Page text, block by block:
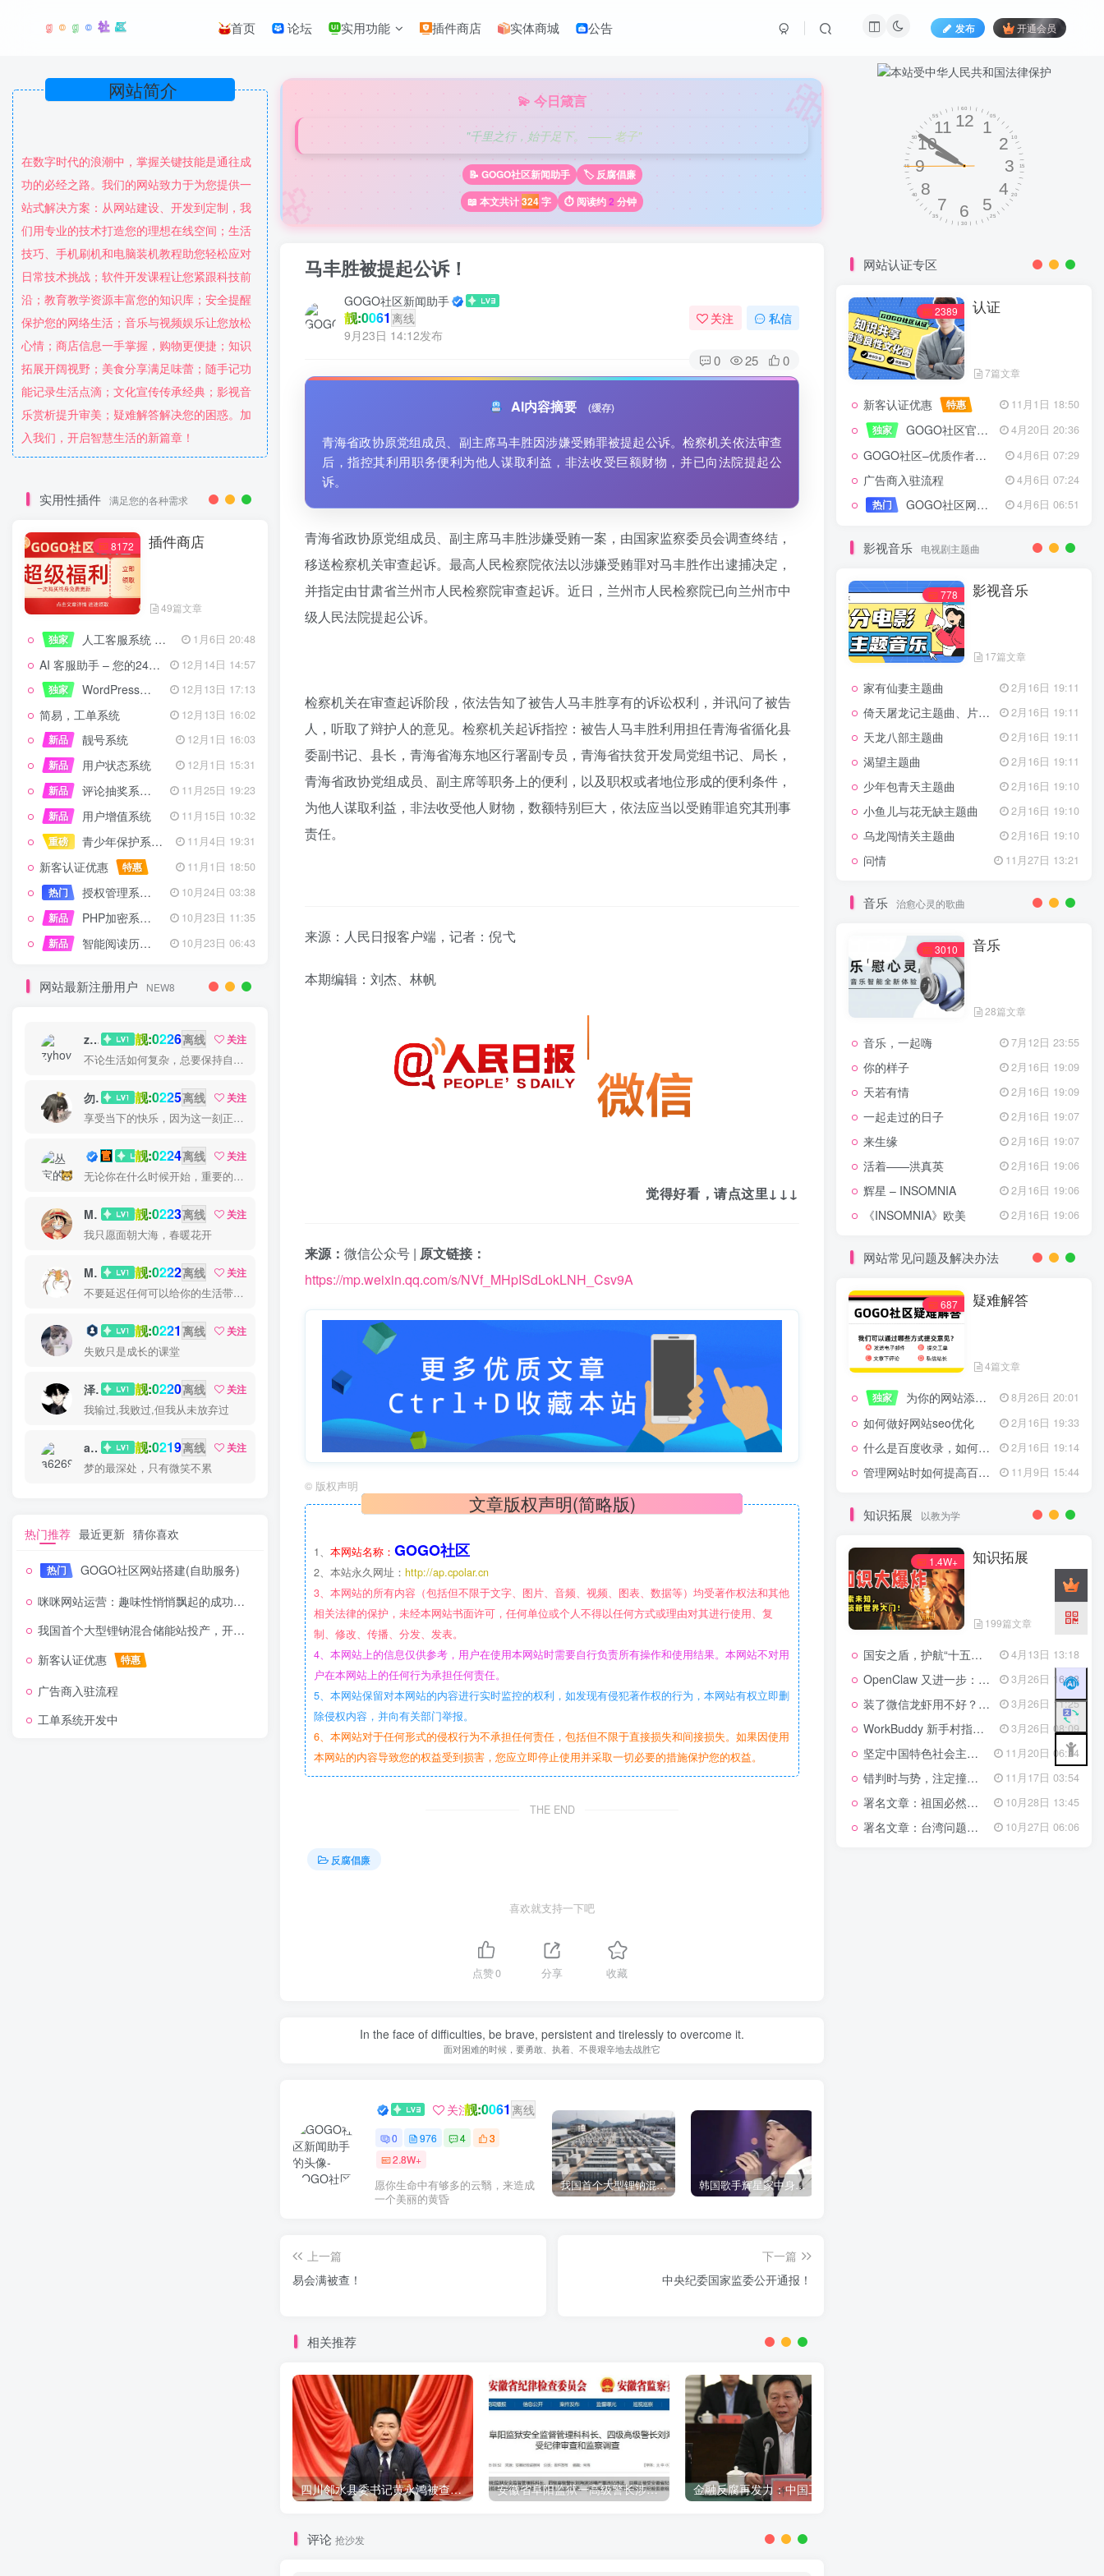
首页 论坛 实用功能 插件商店 实体商城 公告 发布 开通会员
在数字时代的浪潮中，掌握关键技能是通往成
功的必经之路。我们的网站致力于为您提供一
站式解决方案：从网站建设、开发到定制，我
们用专业的技术打造您的理想在线空间；生活
技巧、手机刷机和电脑装机教程助您轻松应对
日常技术挑战；软件开发课程让您紧跟科技前
沿；教育教学资源丰富您的知识库；安全提醒
保护您的网络生活；音乐与视频娱乐让您放松
心情；商店信息一手掌握，购物更便捷；知识
拓展开阔视野；美食分享满足味蕾；随手记功
能记录生活点滴；文化宣传传承经典；影视音
乐赏析提升审美；疑难解答解决您的困惑。加
入我们，开启智慧生活的新篇章！
实用性插件 满足您的各种需求
8172 插件商店
49篇文章
独家 人工客服系统 技术开发文档 1月6日 20:48
AI 客服助手 – 您的24/7智能客服专家
12月14日 14:57
独家
WordPress设备管理器插件 – 专业版 12月13日 17:13
简易，工单系统
12月13日 16:02
新品
靓号系统
12月1日 16:03
新品
用户状态系统
12月1日 15:31
新品
评论抽奖系统 – 完整功能详解
11月25日 19:23
新品
用户增值系统
11月15日 10:32
重磅
青少年保护系统 专为子比主题开发 11月4日 19:31
新客认证优惠 特惠
11月1日 18:50
热门
授权管理系统子比主题专版
10月24日 03:38
新品
PHP加密系统专业版
10月23日 11:35
新品
智能阅读历史系统 10月23日 06:43
网站最新注册用户 NEW8
zyhove 靓:0226离线
关注
不论生活如何复杂，总要保持自己的那一份优雅
勿听 靓:0225离线
关注
享受当下的快乐，因为这一刻正是你的人生
丛宝 靓:0224离线
关注
无论你在什么时候开始，重要的是开始之后就不要停止
MS-康娃 靓:0223离线
关注
我只愿面朝大海，春暖花开
Miss 先生 靓:0222离线
关注
不要延迟任何可以给你的生活带来欢笑与快乐的事情
猫小白 靓:0221 离线
关注
失败只是成长的课堂
泽宇 靓:0220离线
关注
我输过,我败过,但我从未放弃过
a626911 靓:0219离线
关注
梦的最深处，只有微笑不累
热门推荐 最近更新 猜你喜欢
热门
GOGO社区网站搭建(自助服务)
咪咪网站运营：趣味性悄悄飘起的成功风头
我国首个大型锂钠混合储能站投产，开启储能新时代
新客认证优惠
特惠
广告商入驻流程
工单系统开发中
🎀
🌸
💫 今日箴言
"千里之行，始于足下。 —— 老子"
📝 GOGO社区新闻助手
🏷️ 反腐倡廉
📖 本文共计324字 ⏱️ 阅读约2 分钟
马丰胜被提起公诉！
GOGO社区新闻助手
靓:0061 离线
9月23日 14:12发布
关注 私信
0 25 0
AI内容摘要 (缓存)
青海省政协原党组成员、副主席马丰胜因涉嫌受贿罪被提起公诉。检察机关依法审查
后，指控其利用职务便利为他人谋取利益，非法收受巨额财物，并已向法院提起公
诉。
青海省政协原党组成员、副主席马丰胜涉嫌受贿一案，由国家监察委员会调查终结，
移送检察机关审查起诉。最高人民检察院依法以涉嫌受贿罪对马丰胜作出逮捕决定，
并指定由甘肃省兰州市人民检察院审查起诉。近日，兰州市人民检察院已向兰州市中
级人民法院提起公诉。
检察机关在审查起诉阶段，依法告知了被告人马丰胜享有的诉讼权利，并讯问了被告
人，听取了辩护人的意见。检察机关起诉指控：被告人马丰胜利用担任青海省循化县
委副书记、县长，青海省海东地区行署副专员，青海省扶贫开发局党组书记、局长，
青海省政协党组成员、副主席等职务上的便利，以及职权或者地位形成的便利条件，
为他人谋取利益，非法收受他人财物，数额特别巨大，依法应当以受贿罪追究其刑事
责任。
来源：人民日报客户端，记者： 倪弋
本期编辑：刘杰、林帆
觉得好看，请点这里↓ ↓↓
来源： 微信公众号 | 原文链接：
https://mp.weixin.qq.com/s/NVf_MHpISdLokLNH_Csv9A
© 版权声明
文章版权声明(简略版)
1、 本网站名称： GOGO社区
2、本站永久网址： http://ap.cpolar.cn
3、本网站的所有内容（包括但不限于文字、图片、音频、视频、图表、数据等）均受著作权法和其他
相关法律的保护，未经本网站书面许可，任何单位或个人不得以任何方式或理由对其进行使用、复
制、修改、传播、分发、发表。
4、本网站上的信息仅供参考，用户在使用本网站时需要自行负责所有操作和使用结果。本网站不对用
户在本网站上的任何行为承担任何责任。
5、本网站保留对本网站的内容进行实时监控的权利，如发现有侵犯著作权的行为，本网站有权立即删
除侵权内容，并向有关部门举报。
6、本网站对于任何形式的侵权行为不承担任何责任，包括但不限于直接损失和间接损失。如果因使用
本网站的内容导致您的权益受到损害，您应立即停止使用并采取一切必要的措施保护您的权益。
THE END
反腐倡廉
喜欢就支持一下吧
点赞0 分享 收藏
In the face of difficulties, be brave, persistent and tirelessly to overcome it.
面对困难的时候，要勇敢、执着、不畏艰辛地去战胜它
GOGO社区新闻助手
关注靓:0061 离线
0 976 4
3
2.8W+
愿你生命中有够多的云翳，来造成
一个美丽的黄昏
我国首个大型锂钠混合储能站投产，开启储能新时代 韩国歌手辉星家中身亡，终年43岁，警方调查死因
上一篇
易会满被查！
下一篇
中央纪委国家监委公开通报！
相关推荐
四川邻水县委书记黄永鸿被查，9天前还公开出席活动 安徽省阜阳监狱一高级警长涉嫌严重违纪违法被查
评论 抢沙发
网站认证专区
2389 认证
7篇文章
新客认证优惠 特惠
11月1日 18:50
独家
GOGO社区官方成员认证 4月20日 20:36
GOGO社区–优质作者认证 4月6日 07:29
广告商入驻流程
4月6日 07:24
热门
GOGO社区网站搭建(自助服务) 4月6日 06:51
影视音乐 电视剧主题曲
778 影视音乐
17篇文章
家有仙妻主题曲 2月16日 19:11
倚天屠龙记主题曲、片头曲 2月16日 19:11
天龙八部主题曲 2月16日 19:11
渴望主题曲 2月16日 19:11
少年包青天主题曲 2月16日 19:10
小鱼儿与花无缺主题曲 2月16日 19:10
乌龙闯情关主题曲 2月16日 19:10
问情 11月27日 13:21
音乐 治愈心灵的歌曲
3010 音乐
28篇文章
音乐，一起嗨 7月12日 23:55
你的样子 2月16日 19:09
天若有情 2月16日 19:09
一起走过的日子 2月16日 19:07
来生缘 2月16日 19:07
活着——洪真英 2月16日 19:06
辉星 – INSOMNIA 2月16日 19:06
《INSOMNIA》欧美 2月16日 19:06
网站常见问题及解决办法
687 疑难解答
4篇文章
独家 为你的网站添加百度登录 8月26日 20:01
如何做好网站seo优化 2月16日 19:33
什么是百度收录，如何提高收录量？ 2月16日 19:14
管理网站时如何提高百度权重？ 11月9日 15:44
知识拓展 以教为学
1.4W+ 知识拓展
199篇文章
国安之盾，护航“十五五”新征程 4月13日 13:18
OpenClaw 又进一步：微信直连+安全检测+版本切换 3月26日 16:28
装了微信龙虾用不好？3步让你轻松指挥AI干活！ 3月26日 11:25
WorkBuddy 新手村指南：10 个核心技巧帮你解锁满级虾🦞！ 3月26日 08:09
坚定中国特色社会主义法治的政治定力 11月20日 06:24
错判时与势，注定撞南墙 11月17日 03:54
署名文章：祖国必然统一势不可挡 10月28日 13:45
署名文章：台湾问题的由来和性质 10月27日 06:06